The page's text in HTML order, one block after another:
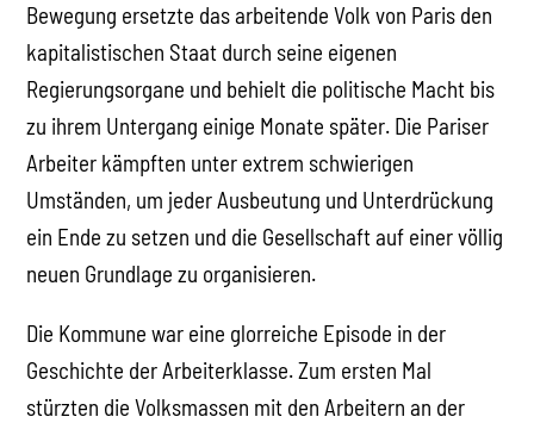
Bewegung ersetzte das arbeitende Volk von Paris den
kapitalistischen Staat durch seine eigenen
Regierungsorgane und behielt die politische Macht bis
zu ihrem Untergang einige Monate später. Die Pariser
Arbeiter kämpften unter extrem schwierigen
Umständen, um jeder Ausbeutung und Unterdrückung
ein Ende zu setzen und die Gesellschaft auf einer völlig
neuen Grundlage zu organisieren.
Die Kommune war eine glorreiche Episode in der
Geschichte der Arbeiterklasse. Zum ersten Mal
stürzten die Volksmassen mit den Arbeitern an der